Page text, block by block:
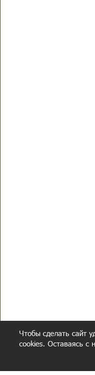
Чтобы сделать сайт
cookies. Оставаясь с